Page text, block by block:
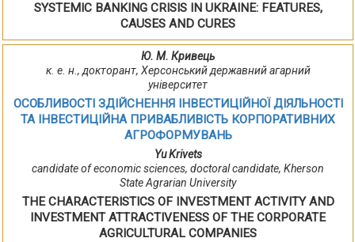
SYSTEMIC BANKING CRISIS IN UKRAINE: FEATURES,
CAUSES AND CURES
Ю. М. Кривець
к. е. н., докторант, Херсонський державний агарний
університет
ОСОБЛИВОСТІ ЗДІЙСНЕННЯ ІНВЕСТИЦІЙНОЇ ДІЯЛЬНОСТІ
ТА ІНВЕСТИЦІЙНА ПРИВАБЛИВІСТЬ КОРПОРАТИВНИХ
АГРОФОРМУВАНЬ
Yu Krivets
candidate of economic sciences, doctoral candidate, Kherson
State Agrarian University
THE CHARACTERISTICS OF INVESTMENT ACTIVITY AND
INVESTMENT ATTRACTIVENESS OF THE CORPORATE
AGRICULTURAL COMPANIES